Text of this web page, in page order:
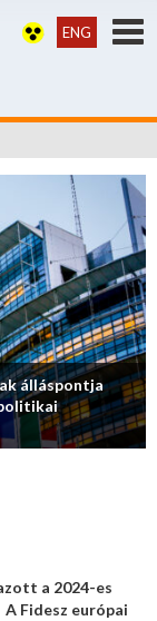
ENG
álláspontja
a 2024-es
Fidesz európai